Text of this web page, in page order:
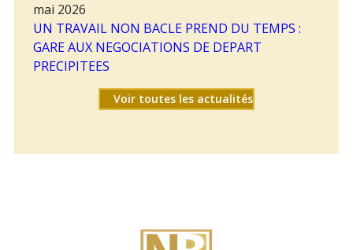
mai 2026
UN TRAVAIL NON BACLE PREND DU TEMPS :
GARE AUX NEGOCIATIONS DE DEPART
PRECIPITEES
Voir toutes les actualités